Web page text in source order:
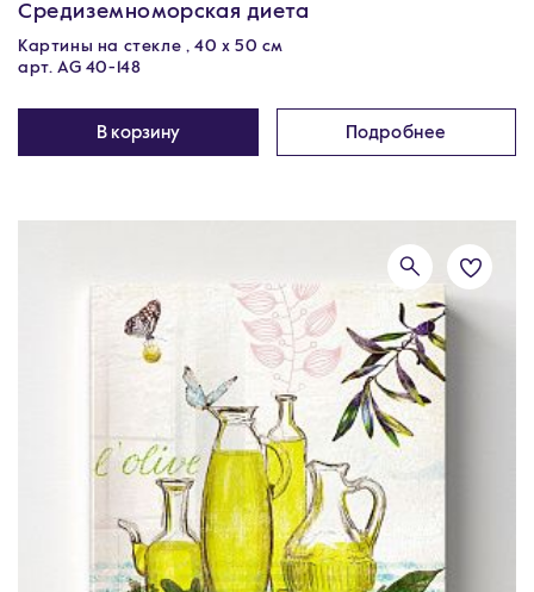
Средиземноморская диета
Картины на стекле , 40 х 50 см
арт. AG 40-148
В корзину Подробнее